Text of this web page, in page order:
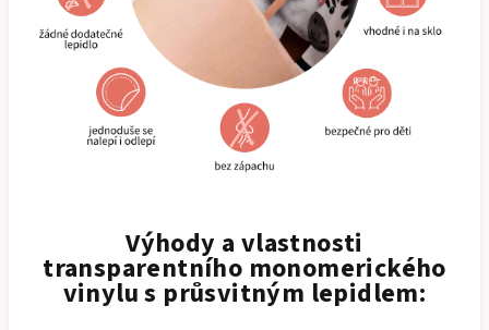
Výhody a vlastnosti
transparentního monomerického
vinylu s průsvitným lepidlem: